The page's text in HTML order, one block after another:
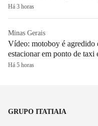
Há 3 horas
Minas Gerais
Vídeo: motoboy é agredido
estacionar em ponto de taxi
Há 5 horas
GRUPO ITATIAIA